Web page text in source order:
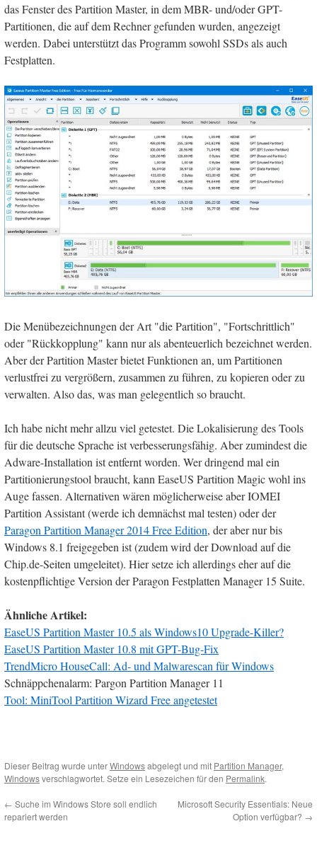
das Fenster des Partition Master, in dem MBR- und/oder GPT-
Partitionen, die auf dem Rechner gefunden wurden, angezeigt
werden. Dabei unterstützt das Programm sowohl SSDs als auch
Festplatten.
Die Menübezeichnungen der Art "die Partition", "Fortschrittlich"
oder "Rückkopplung" kann nur als abenteuerlich bezeichnet werden.
Aber der Partition Master bietet Funktionen an, um Partitionen
verlustfrei zu vergrößern, zusammen zu führen, zu kopieren oder zu
verwalten. Also das, was man gelegentlich so braucht.
Ich habe nicht mehr allzu viel getestet. Die Lokalisierung des Tools
für die deutsche Sprache ist verbesserungsfähig. Aber zumindest die
Adware-Installation ist entfernt worden. Wer dringend mal ein
Partitionierungstool braucht, kann EaseUS Partition Magic wohl ins
Auge fassen. Alternativen wären möglicherweise aber IOMEI
Partition Assistant (werde ich demnächst mal testen) oder der
Paragon Partition Manager 2014 Free Edition, der aber nur bis
Windows 8.1 freigegeben ist (zudem wird der Download auf die
Chip.de-Seiten umgeleitet). Hier setze ich allerdings eher auf die
kostenpflichtige Version der Paragon Festplatten Manager 15 Suite.
Ähnliche Artikel:
EaseUS Partition Master 10.5 als Windows10 Upgrade-Killer?
EaseUS Partition Master 10.8 mit GPT-Bug-Fix
TrendMicro HouseCall: Ad- und Malwarescan für Windows
Schnäppchenalarm: Pargon Partition Manager 11
Tool: MiniTool Partition Wizard Free angetestet
Dieser Beitrag wurde unterWindowsabgelegt und mit Partition Manager,
Windowsverschlagwortet. Setze ein Lesezeichen für den Permalink.
← Suche im Windows Store soll endlich
repariert werden
Microsoft Security Essentials: Neue
Option verfügbar? →